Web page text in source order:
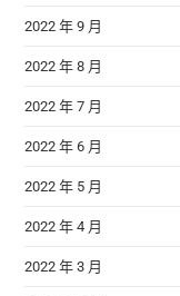
2022 年 9 月
2022 年 8 月
2022 年 7 月
2022 年 6 月
2022 年 5 月
2022 年 4 月
2022 年 3 月